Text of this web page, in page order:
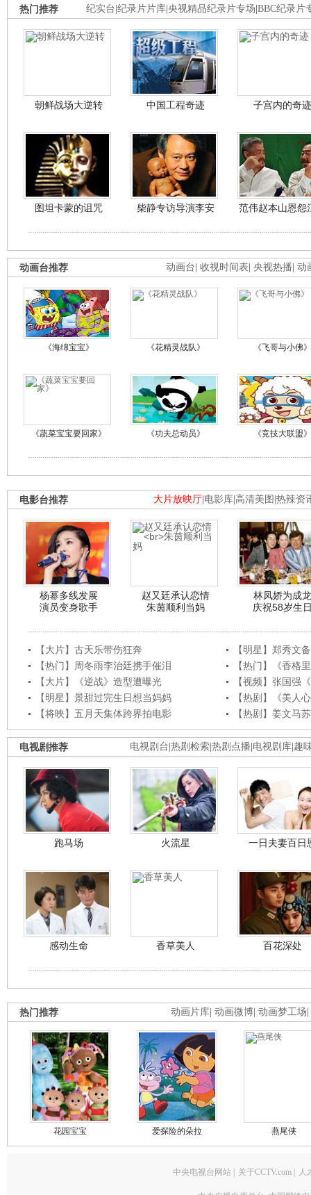
纪实台 纪录片片库 央视精品纪录片专场 BBC纪录片
热门推荐
朝鲜战场大逆转 中国工程奇迹 子宫内的奇迹
图坦卡蒙的诅咒 柴静专访导演李安 范伟赵本山恩怨
动画台 收视时间表 央视热播 动
动画台推荐
《海绵宝宝》 《花精灵战队》 《飞哥与小佛》
《蔬菜宝宝要回家》 《功夫总动员》 《竞技大联盟》
大片放映厅 电影库 高清美图 热辣资
电影台推荐
杨幂多线发展
演员变身歌手
赵又廷承认恋情
朱茵顺利当妈
林凤娇为成龙
庆祝58岁生
【大片】古天乐带伤狂奔
【明星】郑秀文
【热门】周冬雨李治廷携手催泪
【热门】《香格
【大片】《逆战》造型遭曝光
【视频】张国强
【明星】景甜过完生日想当妈妈
【热剧】《美人
【将映】五月天集体跨界拍电影
【热剧】姜文马
电视剧台 热剧检索 热剧点播 电视剧库 趣
电视剧推荐
跑马场 火流星 一日夫妻百日
感动生命 香草美人 百花深处
动画片库 动画微博 动画梦工场
热门推荐
花园宝宝 爱探险的朵拉 燕尾侠
中央电视台网站 关于CCTV.com 人